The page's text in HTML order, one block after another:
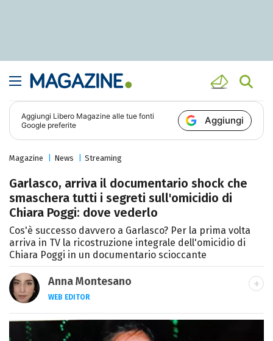
Aggiungi Libero Magazine alle tue fonti
Google preferite
Aggiungi
Magazine News Streaming
Garlasco, arriva il documentario shock che
smaschera tutti i segreti sull'omicidio di
Chiara Poggi: dove vederlo
Cos'è successo davvero a Garlasco? Per la prima volta
arriva in TV la ricostruzione integrale dell'omicidio di
Chiara Poggi in un documentario scioccante
Anna Montesano
WEB EDITOR
Web editor appassionata di cinema e TV,
dopo la laurea in Lettere Moderne mi